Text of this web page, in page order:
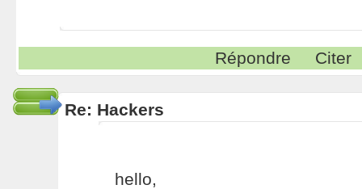
Répondre Citer
Re: Hackers
hello,